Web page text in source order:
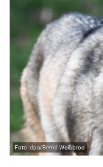
dpa/Bernd Weißbrod